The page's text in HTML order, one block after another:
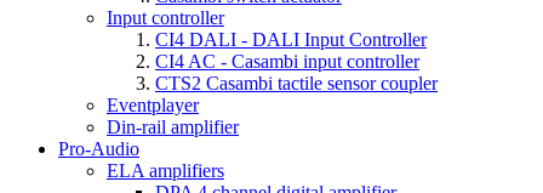
Input controller
CI4 DALI - DALI Input Controller
CI4 AC - Casambi input controller
CTS2 Casambi tactile sensor coupler
Eventplayer
Din-rail amplifier
Pro-Audio
ELA amplifiers